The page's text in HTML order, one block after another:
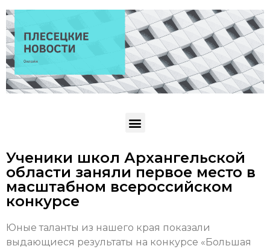
Ученики школ Архангельской
области заняли первое место в
масштабном всероссийском
конкурсе
Юные таланты из нашего края показали
выдающиеся результаты на конкурсе «Большая